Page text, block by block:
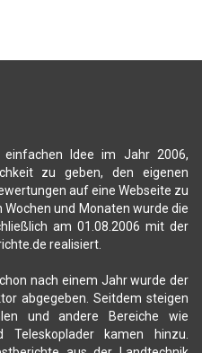
Idee im Jahr 2006,
zu geben, den eigenen
auf eine Webseite zu
und Monaten wurde die
am 01.08.2006 mit der
realisiert.
nach einem Jahr wurde der
abgegeben. Seitdem steigen
und andere Bereiche wie
Teleskoplader kamen hinzu.